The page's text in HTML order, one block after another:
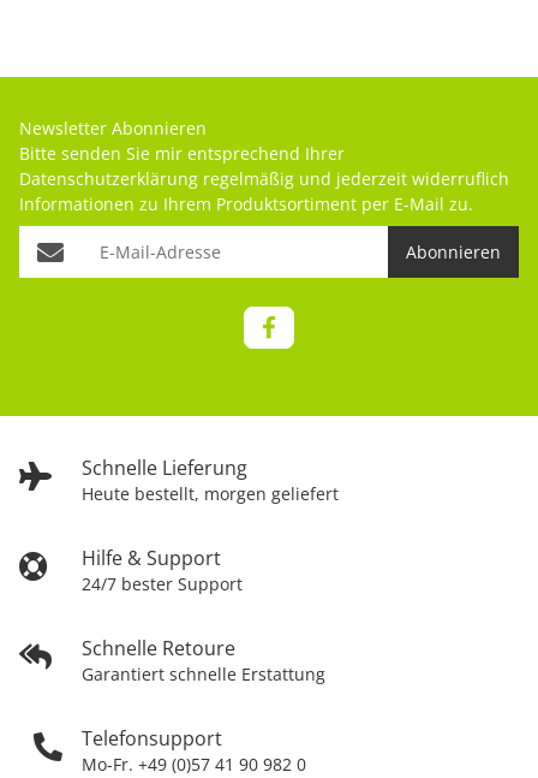
Schnelle Lieferung
Heute bestellt, morgen geliefert
Hilfe & Support
24/7 bester Support
Schnelle Retoure
Garantiert schnelle Erstattung
Telefonsupport
Mo-Fr. +49 (0)57 41 90 982 0
Newsletter Abonnieren
Bitte senden Sie mir entsprechend Ihrer
Datenschutzerklärung regelmäßig und jederzeit widerruflich
Informationen zu Ihrem Produktsortiment per E-Mail zu.
Abonnieren